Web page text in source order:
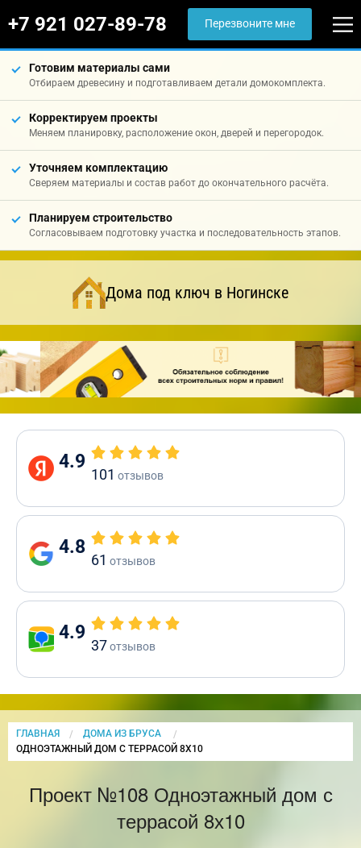
+7 921 027-89-78 Перезвоните мне
Готовим материалы сами
Отбираем древесину и подготавливаем детали домокомплекта.
Корректируем проекты
Меняем планировку, расположение окон, дверей и перегородок.
Уточняем комплектацию
Сверяем материалы и состав работ до окончательного расчёта.
Планируем строительство
Согласовываем подготовку участка и последовательность этапов.
Дома под ключ в Ногинске
4.9
101 отзывов
4.8
61 отзывов
4.9
37отзывов
ГЛАВНАЯ
ДОМА ИЗ БРУСА
CURRENT:
ОДНОЭТАЖНЫЙ ДОМ С ТЕРРАСОЙ 8Х10
Проект №108 Одноэтажный дом с
террасой 8х10